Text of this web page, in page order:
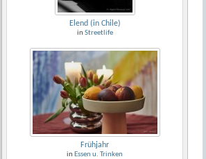
Elend (in Chile)
in Streetlife
Frühjahr
in Essen u. Trinken